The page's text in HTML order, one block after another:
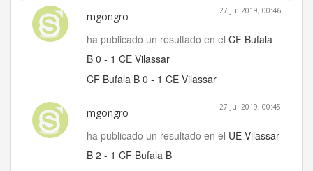
mgongro 27 Jul 2019, 00:46
ha publicado un resultado en el CF Bufala
B 0 - 1 CE Vilassar
CF Bufala B 0 - 1 CE Vilassar
mgongro 27 Jul 2019, 00:45
ha publicado un resultado en el UE Vilassar
B 2 - 1 CF Bufala B